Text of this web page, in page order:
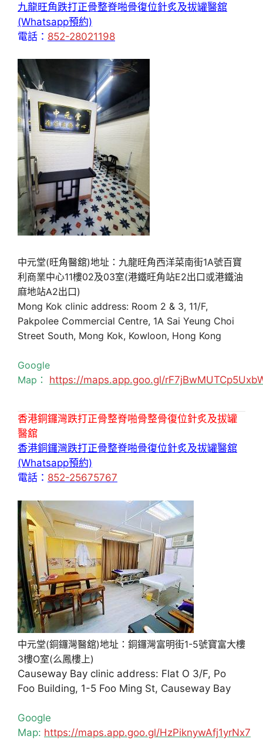
九龍旺角跌打正骨整脊啪骨復位針炙及拔罐醫舘
(Whatsapp預約)
電話： 852-28021198
中元堂(旺角醫舘)地址：九龍旺角西洋菜南街1A號百寶
利商業中心11樓02及03室(港鐵旺角站E2出口或港鐵油
麻地站A2出口)
Mong Kok clinic address: Room 2 & 3, 11/F,
Pakpolee Commercial Centre, 1A Sai Yeung Choi
Street South, Mong Kok, Kowloon, Hong Kong
Google
Map： https://maps.app.goo.gl/
香港銅鑼灣跌打正骨整脊啪骨整骨復位針炙及拔罐
醫舘
香港銅鑼灣跌打正骨整脊啪骨復位針炙及拔罐醫舘
(Whatsapp預約)
電話： 852-25675767
中元堂(銅鑼灣醫舘)地址：銅鑼灣富明街1-5號寶富大樓
3樓O室(么鳳樓上)
Causeway Bay clinic address: Flat O 3/F, Po
Foo Building, 1-5 Foo Ming St, Causeway Bay
Google
Map: https://maps.app.goo.gl/HzPiknywAfj1yrNx7